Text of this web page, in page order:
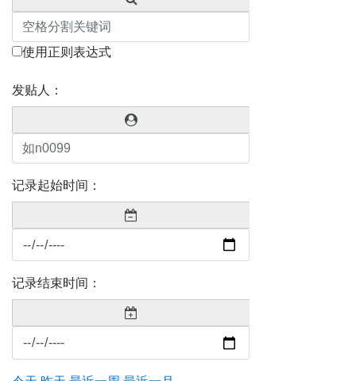
使用正则表达式
发贴人：
记录起始时间：
记录结束时间：